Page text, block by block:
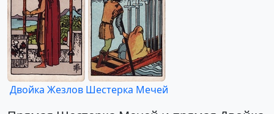
Двойка Жезлов Шестерка Мечей